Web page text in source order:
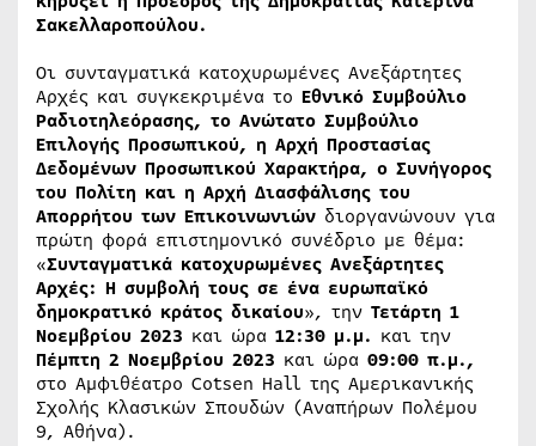
Σακελλαροπούλου.
Οι συνταγματικά κατοχυρωμένες Ανεξάρτητες
Αρχές και συγκεκριμένα το Εθνικό Συμβούλιο
Ραδιοτηλεόρασης, το Ανώτατο Συμβούλιο
Επιλογής Προσωπικού, η Αρχή Προστασίας
Δεδομένων Προσωπικού Χαρακτήρα, ο Συνήγορος
του Πολίτη και η Αρχή Διασφάλισης του
Απορρήτου των Επικοινωνιών διοργανώνουν για
πρώτη φορά επιστημονικό συνέδριο με θέμα:
«Συνταγματικά κατοχυρωμένες Ανεξάρτητες
Αρχές: Η συμβολή τους σε ένα ευρωπαϊκό
δημοκρατικό κράτος δικαίου», την Τετάρτη 1
Νοεμβρίου 2023 και ώρα 12:30 μ.μ. και την
Πέμπτη 2 Νοεμβρίου 2023 και ώρα 09:00 π.μ.,
στο Αμφιθέατρο Cotsen Hall της Αμερικανικής
Σχολής Κλασικών Σπουδών (Αναπήρων Πολέμου
9, Αθήνα).